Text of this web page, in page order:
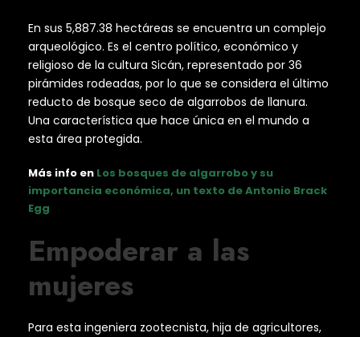
En sus 5,887.38 hectáreas se encuentra un complejo
arqueológico. Es el centro político, económico y
religioso de la cultura Sicán, representado por 36
pirámides rodeadas, por lo que se considera el último
reducto de bosque seco de algarrobos de llanura.
Una característica que hace única en el mundo a
esta área protegida.
Más info en Los bosques de algarrobo y su
importancia económica, un texto de Antonio Brack
Egg
Empoderar a las
mujeres
Para esta ingeniera zootecnista, hija de agricultores,